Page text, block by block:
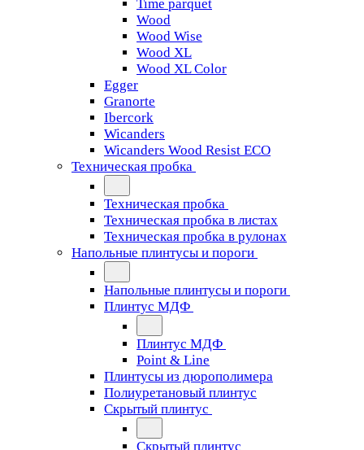
Time parquet
Wood
Wood Wise
Wood XL
Wood XL Color
Egger
Granorte
Ibercork
Wicanders
Wicanders Wood Resist ECO
Техническая пробка
Техническая пробка
Техническая пробка в листах
Техническая пробка в рулонах
Напольные плинтусы и пороги
Напольные плинтусы и пороги
Плинтус МДФ
Плинтус МДФ
Point & Line
Плинтусы из дюрополимера
Полиуретановый плинтус
Скрытый плинтус
Скрытый плинтус